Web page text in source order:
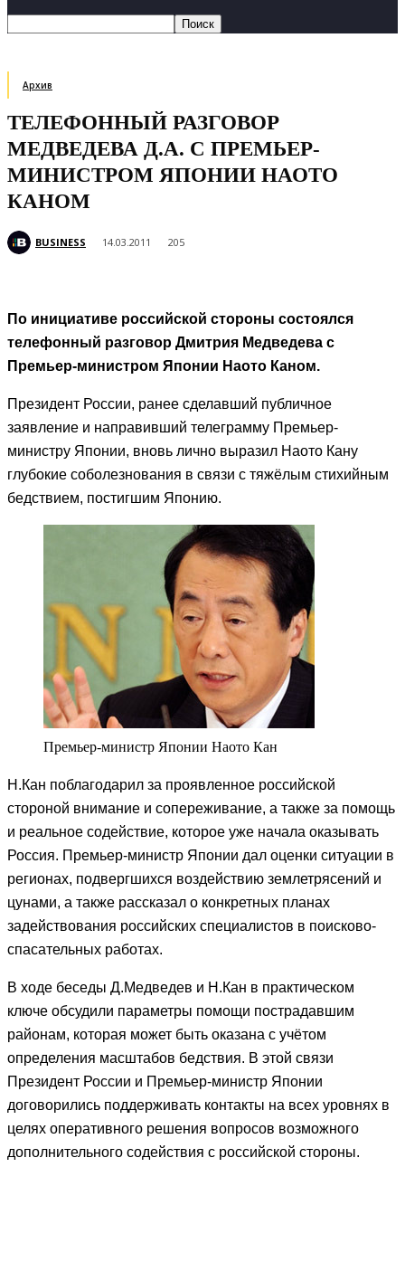
Архив
ТЕЛЕФОННЫЙ РАЗГОВОР
МЕДВЕДЕВА Д.А. С ПРЕМЬЕР-
МИНИСТРОМ ЯПОНИИ НАОТО
КАНОМ
BUSINESS 14.03.2011 205
По инициативе российской стороны состоялся
телефонный разговор Дмитрия Медведева с
Премьер-министром Японии Наото Каном.
Президент России, ранее сделавший публичное
заявление и направивший телеграмму Премьер-
министру Японии, вновь лично выразил Наото Кану
глубокие соболезнования в связи с тяжёлым стихийным
бедствием, постигшим Японию.
Премьер-министр Японии Наото Кан
Н.Кан поблагодарил за проявленное российской
стороной внимание и сопереживание, а также за помощь
и реальное содействие, которое уже начала оказывать
Россия. Премьер-министр Японии дал оценки ситуации в
регионах, подвергшихся воздействию землетрясений и
цунами, а также рассказал о конкретных планах
задействования российских специалистов в поисково-
спасательных работах.
В ходе беседы Д.Медведев и Н.Кан в практическом
ключе обсудили параметры помощи пострадавшим
районам, которая может быть оказана с учётом
определения масштабов бедствия. В этой связи
Президент России и Премьер-министр Японии
договорились поддерживать контакты на всех уровнях в
целях оперативного решения вопросов возможного
дополнительного содействия с российской стороны.